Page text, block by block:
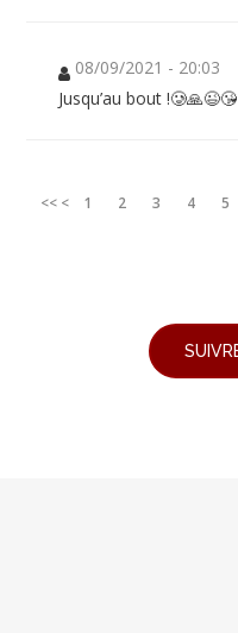
08/09/2021 - 20:03
Jusqu’au bout !🥲🙏😉😘
<< < 1 2 3 4 5